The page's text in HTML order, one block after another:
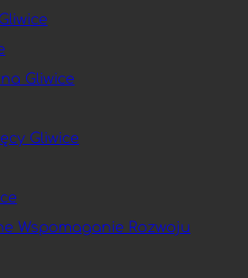
Gliwice
Gliwice
Wspomaganie Rozwoju